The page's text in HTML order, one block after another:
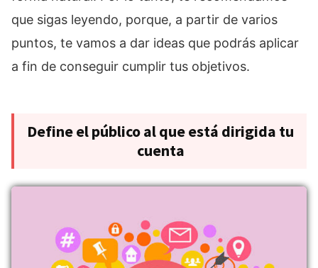
que sigas leyendo, porque, a partir de varios
puntos, te vamos a dar ideas que podrás aplicar
a fin de conseguir cumplir tus objetivos.
Define el público al que está dirigida tu
cuenta